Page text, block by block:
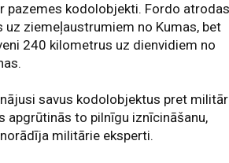
pazemes kodolobjekti. Fordo atrodas
uz ziemeļaustrumiem no Kumas, bet
240 kilometrus uz dienvidiem no
savus kodolobjektus pret
apgrūtinās to pilnīgu iznīcināšanu,
militārie eksperti.